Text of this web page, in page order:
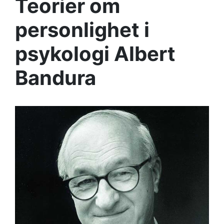
Teorier om
personlighet i
psykologi Albert
Bandura